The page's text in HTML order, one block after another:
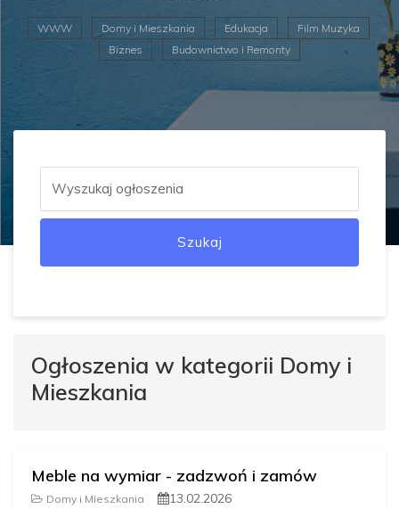
WWW Domy i Mieszkania Edukacja
Film Muzyka
Biznes
Budownictwo i Remonty
Szukaj
Ogłoszenia w kategorii Domy i
Mieszkania
Meble na wymiar - zadzwoń i zamów
Domy i Mieszkania 13.02.2026